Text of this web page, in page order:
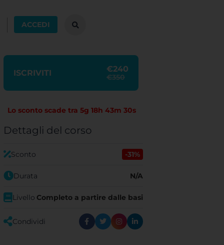
ACCEDI
ISCRIVITI €240
€350
Lo sconto scade tra 5g 18h 43m 29s
Dettagli del corso
Sconto -31%
Durata N/A
Livello Completo a partire dalle basi
Condividi